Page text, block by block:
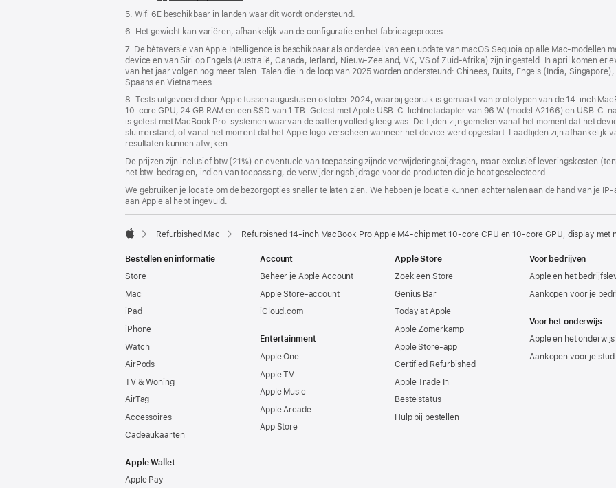
5. Wifi 6E beschikbaar in landen waar dit wordt ondersteund.
6. Het gewicht kan variëren, afhankelijk van de configuratie en het fabricageproces.
7. De bètaversie van Apple Intelligence is beschikbaar als onderdeel van een update van macOS Sequoia op alle Mac-modellen
device en van Siri op Engels (Australië, Canada, Ierland, Nieuw-Zeeland, VK, VS of Zuid-Afrika) zijn ingesteld. In april komen er
van het jaar volgen nog meer talen. Talen die in de loop van 2025 worden ondersteund: Chinees, Duits, Engels (India,
Spaans en Vietnamees.
8. Tests uitgevoerd door Apple tussen augustus en oktober 2024, waarbij gebruik is gemaakt van prototypen van de 14‑inch
10‑core GPU, 24 GB RAM en een SSD van 1 TB. Getest met Apple USB‑C-lichtnetadapter van 96 W (model A2166) en
is getest met MacBook Pro-systemen waarvan de batterij volledig leeg was. De tijden zijn gemeten vanaf het moment dat het
sluimerstand, of vanaf het moment dat het Apple logo verscheen wanneer het device werd opgestart. Laadtijden zijn afhankelijk
resultaten kunnen afwijken.
De prijzen zijn inclusief btw (21%) en eventuele van toepassing zijnde verwijderingsbijdragen, maar exclusief leveringskosten
het btw-bedrag en, indien van toepassing, de verwijderingsbijdrage voor de producten die je hebt geselecteerd.
We gebruiken je locatie om de bezorgopties sneller te laten zien. We hebben je locatie kunnen achterhalen aan de hand van je
aan Apple al hebt ingevuld.
Refurbished Mac Refurbished 14‑inch MacBook Pro Apple M4-chip met 10‑core CPU en 10‑core GPU, display
Bestellen en informatie
Store
Mac
iPad
iPhone
Watch
AirPods
TV & Woning
AirTag
Accessoires
Cadeaukaarten
Apple Wallet
Apple Pay
Account
Beheer je Apple Account
Apple Store-account
iCloud.com
Entertainment
Apple One
Apple TV
Apple Music
Apple Arcade
App Store
Apple Store
Zoek een Store
Genius Bar
Today at Apple
Apple Zomerkamp
Apple Store-app
Certified Refurbished
Apple Trade In
Bestelstatus
Hulp bij bestellen
Voor bedrijven
Apple en het
Aankopen voor je
Voor het onderwijs
Apple en het onderwijs
Aankopen voor je